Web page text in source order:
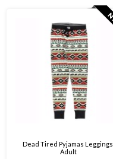
Dead Tired Pyjamas Leggings,
Adult